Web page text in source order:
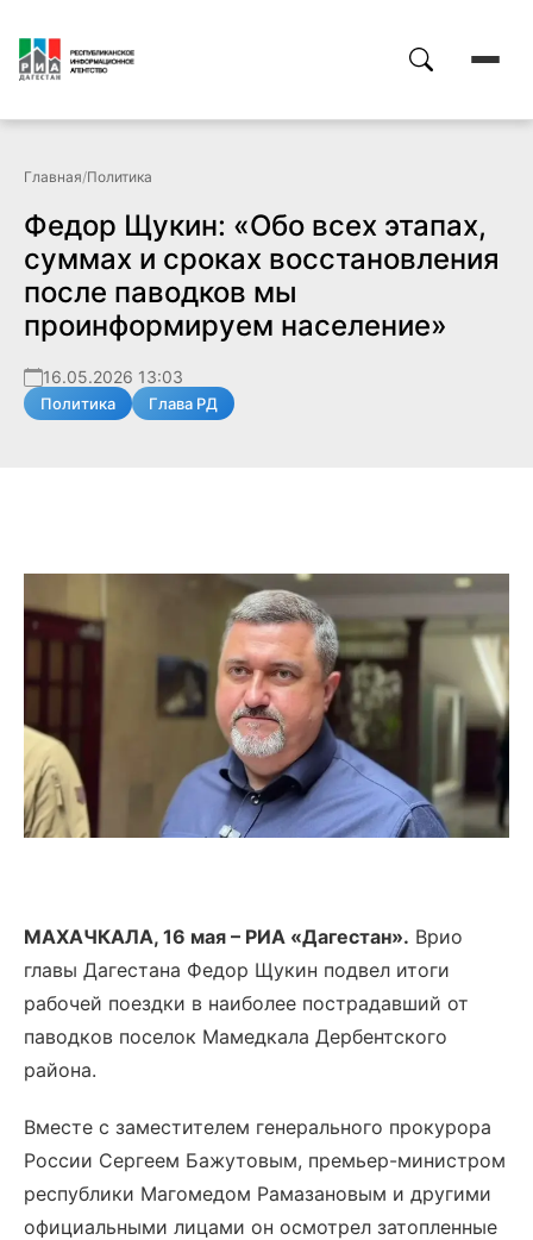
Главная/Политика
Федор Щукин: «Обо всех этапах,
суммах и сроках восстановления
после паводков мы
проинформируем население»
16.05.2026 13:03
Политика Глава РД
МАХАЧКАЛА, 16 мая – РИА «Дагестан». Врио
главы Дагестана Федор Щукин подвел итоги
рабочей поездки в наиболее пострадавший от
паводков поселок Мамедкала Дербентского
района.
Вместе с заместителем генерального прокурора
России Сергеем Бажутовым, премьер-министром
республики Магомедом Рамазановым и другими
официальными лицами он осмотрел затопленные